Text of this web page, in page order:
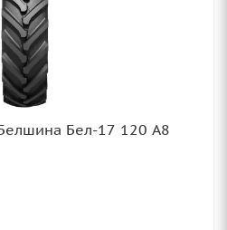
Бел-17 120 A8